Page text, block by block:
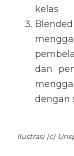
kelas
dan
dengan
Ilustrasi (c)